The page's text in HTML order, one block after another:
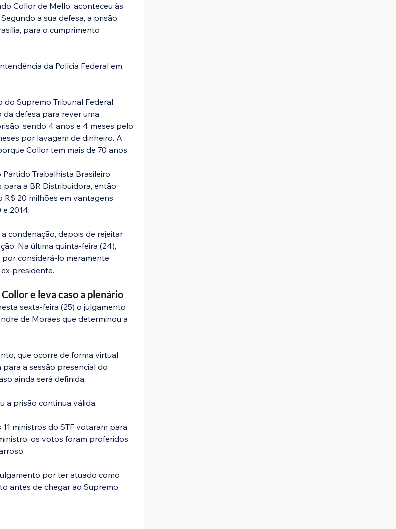
Collor de Mello, aconteceu às
a sua defesa, a prisão
para o cumprimento
da Polícia Federal em
Supremo Tribunal Federal
defesa para rever uma
sendo 4 anos e 4 meses pelo
por lavagem de dinheiro. A
Collor tem mais de 70 anos.
Trabalhista Brasileiro
para a BR Distribuidora, então
R$ 20 milhões em vantagens
2014.
condenação, depois de rejeitar
Na última quinta-feira (24),
por considerá-lo meramente
presidente.
e leva caso a plenário
sexta-feira (25) o julgamento
de Moraes que determinou a
que ocorre de forma virtual.
para a sessão presencial do
ainda será definida.
a prisão continua válida.
ministros do STF votaram para
os votos foram proferidos
por ter atuado como
antes de chegar ao Supremo.